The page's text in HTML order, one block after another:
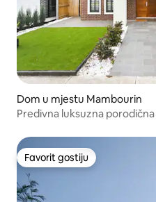
Dom u mjestu Mambourin
Predivna luksuzna
Favorit gostiju
Favorit gostiju